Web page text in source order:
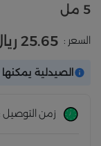
5 مل
السعر : 25.65 ريال
الصيدلية
زمن التوصيل :